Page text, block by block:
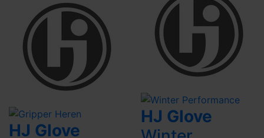
HJ Glove
HJ Glove